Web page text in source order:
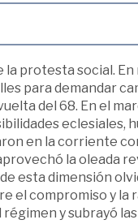
protesta social.
para demandar
del 68. En el
eclesiales,
en la corriente
la oleada
esta dimensión
el compromiso y
y subrayó